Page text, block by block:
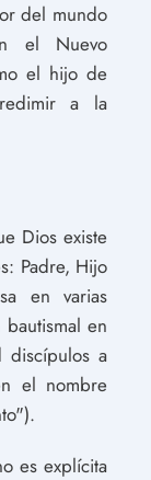
del mundo
el Nuevo
el hijo de
a la
Dios existe
Padre, Hijo
en varias
en
discípulos a
el nombre
es explícita